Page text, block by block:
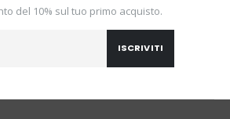
del 10% sul tuo primo acquisto.
ISCRIVITI